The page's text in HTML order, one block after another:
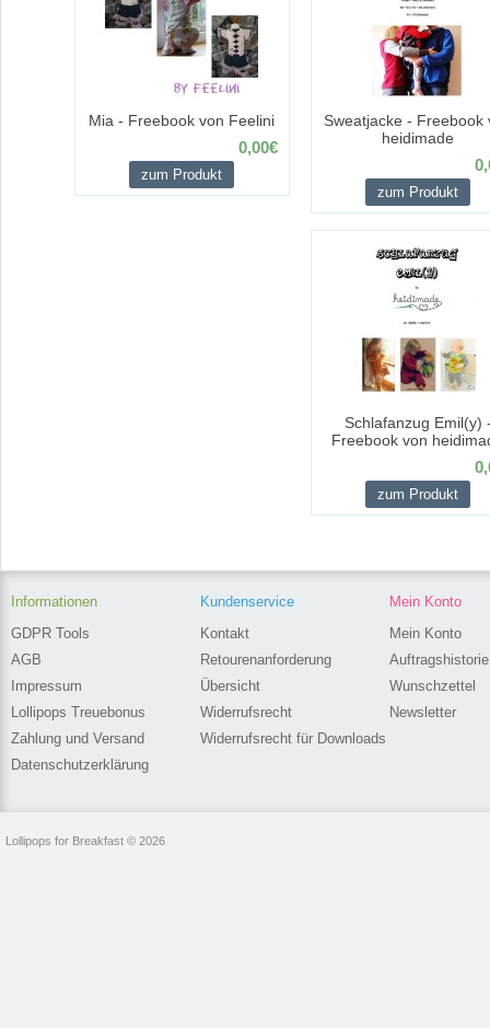
Mia - Freebook von Feelini
0,00€
zum Produkt
Sweatjacke - Freebook
heidimade
zum Produkt
Schlafanzug Emil(y)
Freebook von
zum Produkt
Mein Konto
Mein Konto
Auftragshistorie
Wunschzettel
Newsletter
Kundenservice
Kontakt
Retourenanforderung
Übersicht
Widerrufsrecht
Widerrufsrecht für Downloads
Informationen
GDPR Tools
AGB
Impressum
Lollipops Treuebonus
Zahlung und Versand
Datenschutzerklärung
Lollipops for Breakfast © 2026